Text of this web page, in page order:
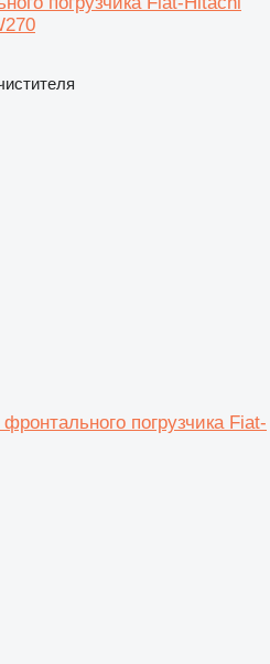
погрузчика Fiat-